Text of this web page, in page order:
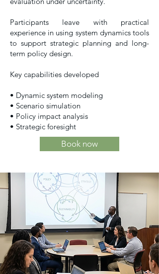
Participants leave with practical
experience in using system dynamics tools
to support strategic planning and long-
term policy design.
Key capabilities developed
• Dynamic system modeling
• Scenario simulation
• Policy impact analysis
• Strategic foresight
Book now